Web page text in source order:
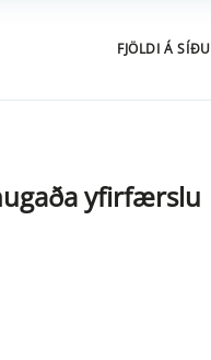
FJÖLDI Á SÍÐU
yfirfærslu